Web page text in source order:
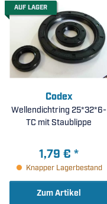
AUF LAGER
Codex
Wellendichtring 25*32*6-
TC mit Staublippe
1,79 € *
Knapper Lagerbestand
Zum Artikel